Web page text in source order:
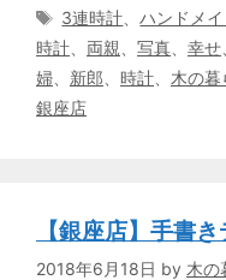
テ
リ
ー
タ
グ
3連時計 、ハンドメイ
時計
両親 写真 幸せ
婦
新郎 時計 木の暮
銀座店
【銀座店】手書
2018年6月18日 by 木の